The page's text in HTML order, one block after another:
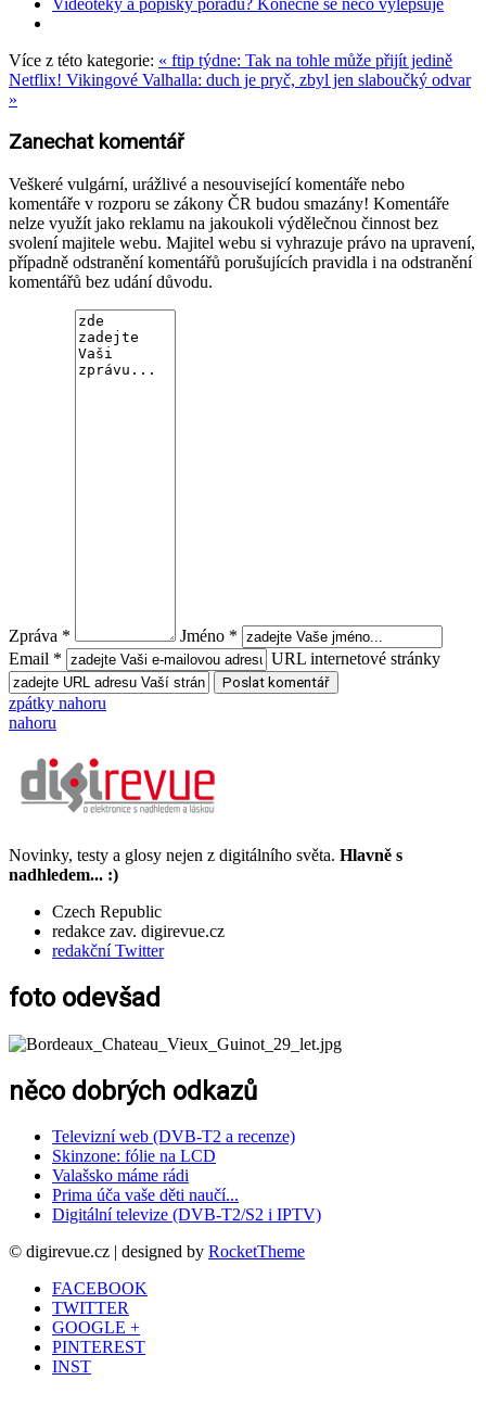
Videotéky a popisky pořadů? Konečně se něco vylepšuje
Více z této kategorie: « ftip týdne: Tak na tohle může přijít jedině
Netflix! Vikingové Valhalla: duch je pryč, zbyl jen slaboučký odvar
»
Zanechat komentář
Veškeré vulgární, urážlivé a nesouvisející komentáře nebo
komentáře v rozporu se zákony ČR budou smazány! Komentáře
nelze využít jako reklamu na jakoukoli výdělečnou činnost bez
svolení majitele webu. Majitel webu si vyhrazuje právo na upravení,
případně odstranění komentářů porušujících pravidla i na odstranění
komentářů bez udání důvodu.
Zpráva *
Jméno *
Email *
URL internetové stránky
zpátky nahoru
nahoru
Novinky, testy a glosy nejen z digitálního světa. Hlavně s
nadhledem... :)
Czech Republic
redakce zav. digirevue.cz
redakční Twitter
foto odevšad
něco dobrých odkazů
Televizní web (DVB-T2 a recenze)
Skinzone: fólie na LCD
Valašsko máme rádi
Prima úča vaše děti naučí...
Digitální televize (DVB-T2/S2 i IPTV)
© digirevue.cz | designed by RocketTheme
FACEBOOK
TWITTER
GOOGLE +
PINTEREST
INST